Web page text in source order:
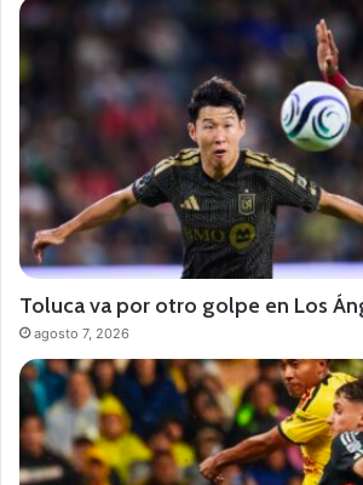
Toluca va por otro golpe en Los
agosto 7, 2026